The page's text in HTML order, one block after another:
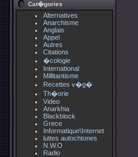
Cat�gories
Alternatives
Anarchisme
Anglais
Appel
Autres
Citations
�cologie
International
Millitantisme
Recettes v�g�
Th�orie
Video
Anarkhia
Blackblock
Grece
Informatique\Internet
luttes autochtones
N.W.O
Radio